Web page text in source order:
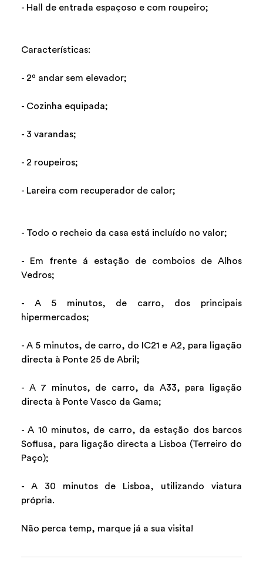
- Hall de entrada espaçoso e com roupeiro;
Características:
- 2º andar sem elevador;
- Cozinha equipada;
- 3 varandas;
- 2 roupeiros;
- Lareira com recuperador de calor;
- Todo o recheio da casa está incluído no valor;
- Em frente á estação de comboios de Alhos
Vedros;
- A 5 minutos, de carro, dos principais
hipermercados;
- A 5 minutos, de carro, do IC21 e A2, para ligação
directa à Ponte 25 de Abril;
- A 7 minutos, de carro, da A33, para ligação
directa à Ponte Vasco da Gama;
- A 10 minutos, de carro, da estação dos barcos
Soflusa, para ligação directa a Lisboa (Terreiro do
Paço);
- A 30 minutos de Lisboa, utilizando viatura
própria.
Não perca temp, marque já a sua visita!